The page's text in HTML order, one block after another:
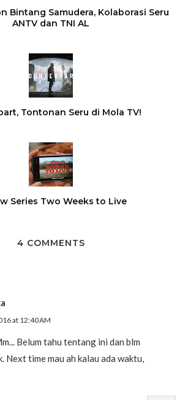
Bintang Samudera, Kolaborasi Seru
ANTV dan TNI AL
Tontonan Seru di Mola TV!
Series Two Weeks to Live
4 COMMENTS
at 12:40 AM
Belum tahu tentang ini dan blm
Next time mau ah kalau ada waktu,